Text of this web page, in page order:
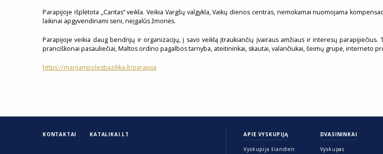
Parapijoje išplėtota „Caritas“ veikla. Veikia Vargšų valgykla, Vaikų dienos centras, nemokamai nuomojama
laikinai apgyvendinami seni, neįgalūs žmonės.
Parapijoje veikia daug bendrijų ir organizacijų, į savo veiklą įtraukiančių įvairaus amžiaus ir interesų
pranciškonai pasauliečiai, Maltos ordino pagalbos tarnyba, ateitininkai, skautai, valančiukai, šeimų grupė, interneto
https://marijampolesbazilika.lt/parapija
KONTAKTAI KATALIKAI.LT APIE VYSKUPIJĄ
Vyskupija šiandien
DVASININKAI
Vyskupas